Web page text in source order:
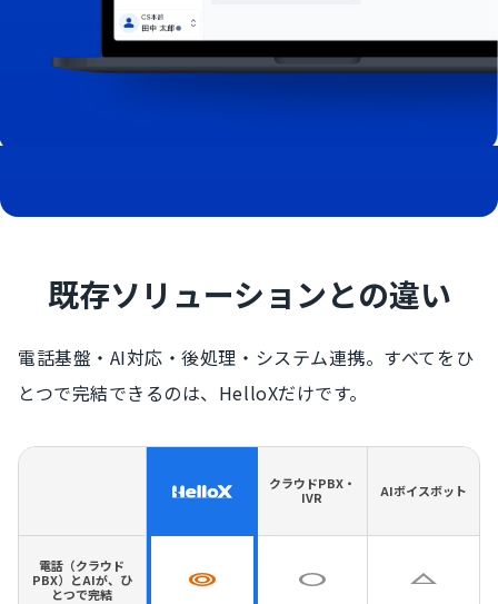
既存ソリューションとの違い
電話基盤・AI対応・後処理・システム連携。すべてをひ
とつで完結できるのは、HelloXだけです。
電話（クラウド
PBX）とAIが、ひ
とつで完結
クラウドPBX・
IVR
AIボイスボット